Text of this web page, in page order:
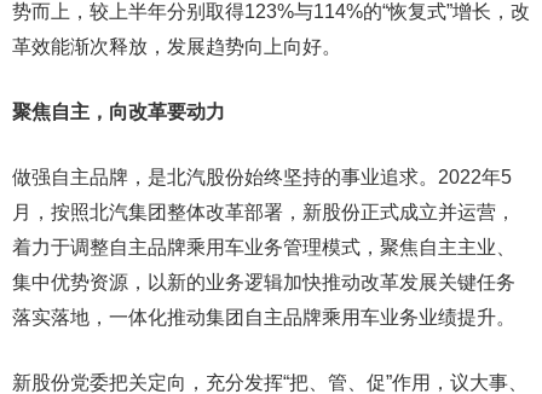
势而上，较上半年分别取得123%与114%的“恢复式”增长，改
革效能渐次释放，发展趋势向上向好。
聚焦自主，向改革要动力
做强自主品牌，是北汽股份始终坚持的事业追求。2022年5
月，按照北汽集团整体改革部署，新股份正式成立并运营，
着力于调整自主品牌乘用车业务管理模式，聚焦自主主业、
集中优势资源，以新的业务逻辑加快推动改革发展关键任务
落实落地，一体化推动集团自主品牌乘用车业务业绩提升。
新股份党委把关定向，充分发挥“把、管、促”作用，议大事、